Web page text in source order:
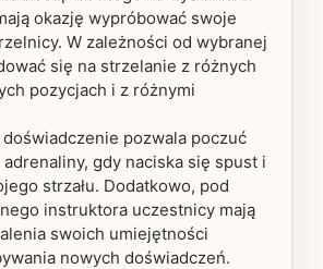
okazję wypróbować swoje
W zależności od wybranej
się na strzelanie z różnych
pozycjach i z różnymi
pozwala poczuć
gdy naciska się spust i
strzału. Dodatkowo, pod
instruktora uczestnicy mają
swoich umiejętności
nowych doświadczeń.